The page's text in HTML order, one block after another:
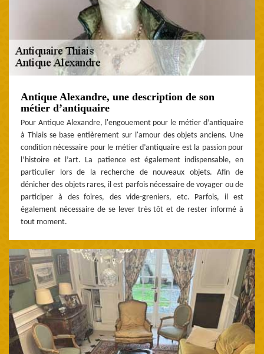
Antique Alexandre, une description de son
métier d’antiquaire
Pour Antique Alexandre, l'engouement pour le métier d’antiquaire
à Thiais se base entièrement sur l'amour des objets anciens. Une
condition nécessaire pour le métier d’antiquaire est la passion pour
l’histoire et l’art. La patience est également indispensable, en
particulier lors de la recherche de nouveaux objets. Afin de
dénicher des objets rares, il est parfois nécessaire de voyager ou de
participer à des foires, des vide-greniers, etc. Parfois, il est
également nécessaire de se lever très tôt et de rester informé à
tout moment.